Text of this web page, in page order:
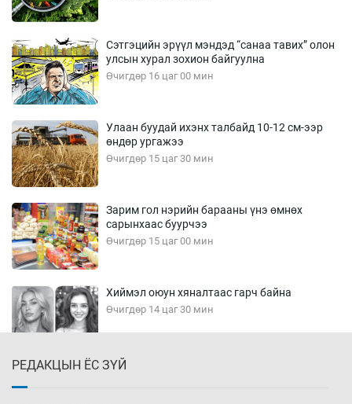
Сэтгэцийн эрүүл мэндэд “санаа тавих” олон
улсын хурал зохион байгуулна
Өчигдөр 16 цаг 00 мин
Улаан буудай ихэнх талбайд 10-12 см-ээр
өндөр ургажээ
Өчигдөр 15 цаг 30 мин
Зарим гол нэрийн барааны үнэ өмнөх
сарынхаас буурчээ
Өчигдөр 15 цаг 00 мин
Хиймэл оюун хяналтаас гарч байна
Өчигдөр 14 цаг 30 мин
РЕДАКЦЫН ЁС ЗҮЙ